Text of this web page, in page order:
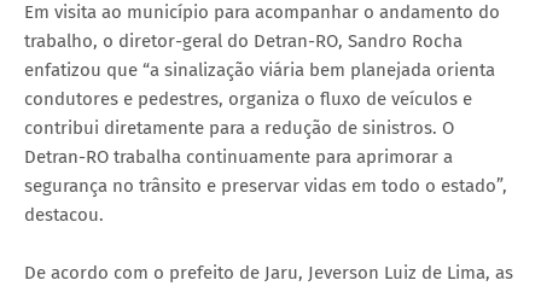
Em visita ao município para acompanhar o andamento do
trabalho, o diretor-geral do Detran-RO, Sandro Rocha
enfatizou que “a sinalização viária bem planejada orienta
condutores e pedestres, organiza o fluxo de veículos e
contribui diretamente para a redução de sinistros. O
Detran-RO trabalha continuamente para aprimorar a
segurança no trânsito e preservar vidas em todo o estado”,
destacou.
De acordo com o prefeito de Jaru, Jeverson Luiz de Lima, as